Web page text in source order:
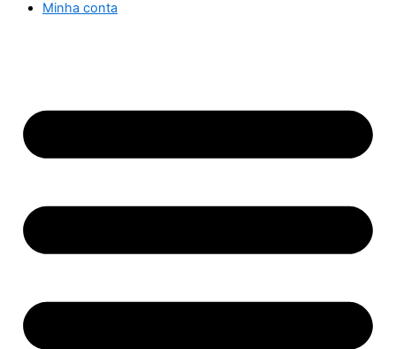
Minha conta